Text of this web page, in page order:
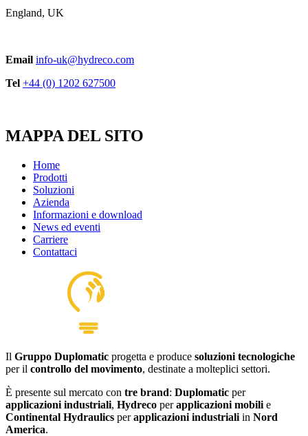
England, UK
Email info-uk@hydreco.com
Tel +44 (0) 1202 627500
MAPPA DEL SITO
Home
Prodotti
Soluzioni
Azienda
Informazioni e download
News ed eventi
Carriere
Contattaci
Il Gruppo Duplomatic progetta e produce soluzioni tecnologiche
per il controllo del movimento, destinate a molteplici settori.
È presente sul mercato con tre brand: Duplomatic per
applicazioni industriali, Hydreco perapplicazioni mobili e
Continental Hydraulics perapplicazioni industriali in Nord
America.